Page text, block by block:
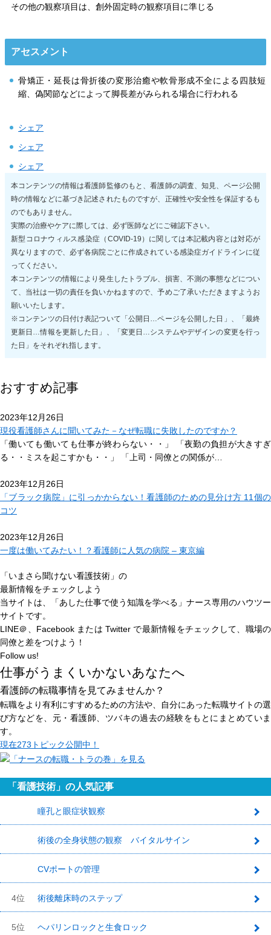
その他の観察項目は、創外固定時の観察項目に準じる
アセスメント
骨矯正・延長は骨折後の変形治癒や軟骨形成不全による四肢短
縮、偽関節などによって脚長差がみられる場合に行われる
シェア
シェア
シェア
本コンテンツの情報は看護師監修のもと、看護師の調査、知見、ページ公開
時の情報などに基づき記述されたものですが、正確性や安全性を保証するも
のでもありません。
実際の治療やケアに際しては、必ず医師などにご確認下さい。
新型コロナウィルス感染症（COVID-19）に関しては本記載内容とは対応が
異なりますので、必ず各病院ごとに作成されている感染症ガイドラインに従
ってください。
本コンテンツの情報により発生したトラブル、損害、不測の事態などについ
て、当社は一切の責任を負いかねますので、予めご了承いただきますようお
願いいたします。
※コンテンツの日付け表記ついて「公開日…ページを公開した日」、「最終
更新日…情報を更新した日」、「変更日…システムやデザインの変更を行っ
た日」をそれぞれ指します。
おすすめ記事
2023年12月26日
現役看護師さんに聞いてみた－なぜ転職に失敗したのですか？
「働いても働いても仕事が終わらない・・」 「夜勤の負担が大きすぎ
る・・ミスを起こすかも・・」 「上司・同僚との関係が…
2023年12月26日
「ブラック病院」に引っかからない！看護師のための見分け方 11個の
コツ
2023年12月26日
一度は働いてみたい！？看護師に人気の病院 – 東京編
「いまさら聞けない看護技術」の
最新情報をチェックしよう
当サイトは、
「あした仕事で使う知識を学べる」 ナース専用のハウツー
サイトです。
LINE＠、Facebook または Twitter で最新情報をチェックして、職場の
同僚と差をつけよう！
Follow us!
仕事がうまくいかないあなたへ
看護師の転職事情を見てみませんか？
転職をより有利にすすめるための方法や、自分にあった転職サイトの選
び方などを、元・看護師、ツバキの過去の経験をもとにまとめていま
す。
現在273トピック公開中！
「看護技術」の人気記事
瞳孔と眼症状観察
術後の全身状態の観察 バイタルサイン
CVポートの管理
4位 術後離床時のステップ
5位 ヘパリンロックと生食ロック